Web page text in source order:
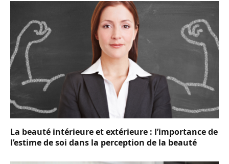
La beauté intérieure et extérieure : l’importance de
l’estime de soi dans la perception de la beauté